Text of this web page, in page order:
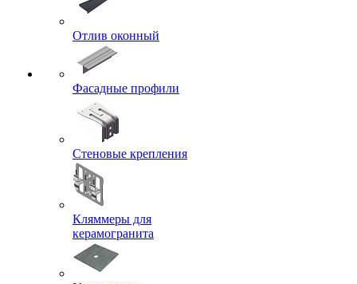
Отлив оконный
Фасадные профили
Стеновые крепления
Кляммеры для
керамогранита